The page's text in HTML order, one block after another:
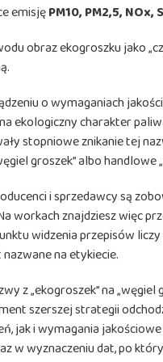
emisjęPM10, PM2,5, NOx,
obraz ekogroszku jako
o wymaganiach
ekologiczny charakter
stopniowe znikanie tej
groszek” albo handlowe „
i sprzedawcy są
workach znajdziesz więc
widzenia przepisów
na etykiecie.
z „ekogroszek” na
szerszej strategii
jak i wymagania
w wyznaczeniu dat, po